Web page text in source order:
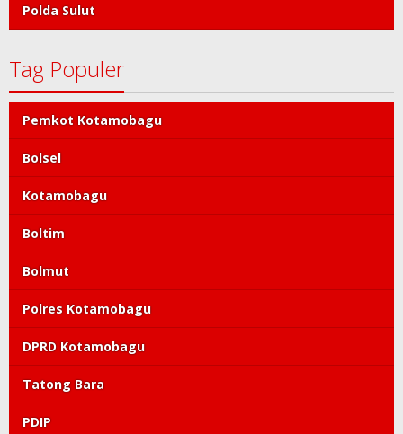
Polda Sulut
Tag Populer
Pemkot Kotamobagu
Bolsel
Kotamobagu
Boltim
Bolmut
Polres Kotamobagu
DPRD Kotamobagu
Tatong Bara
PDIP